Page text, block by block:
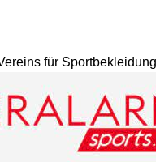
für